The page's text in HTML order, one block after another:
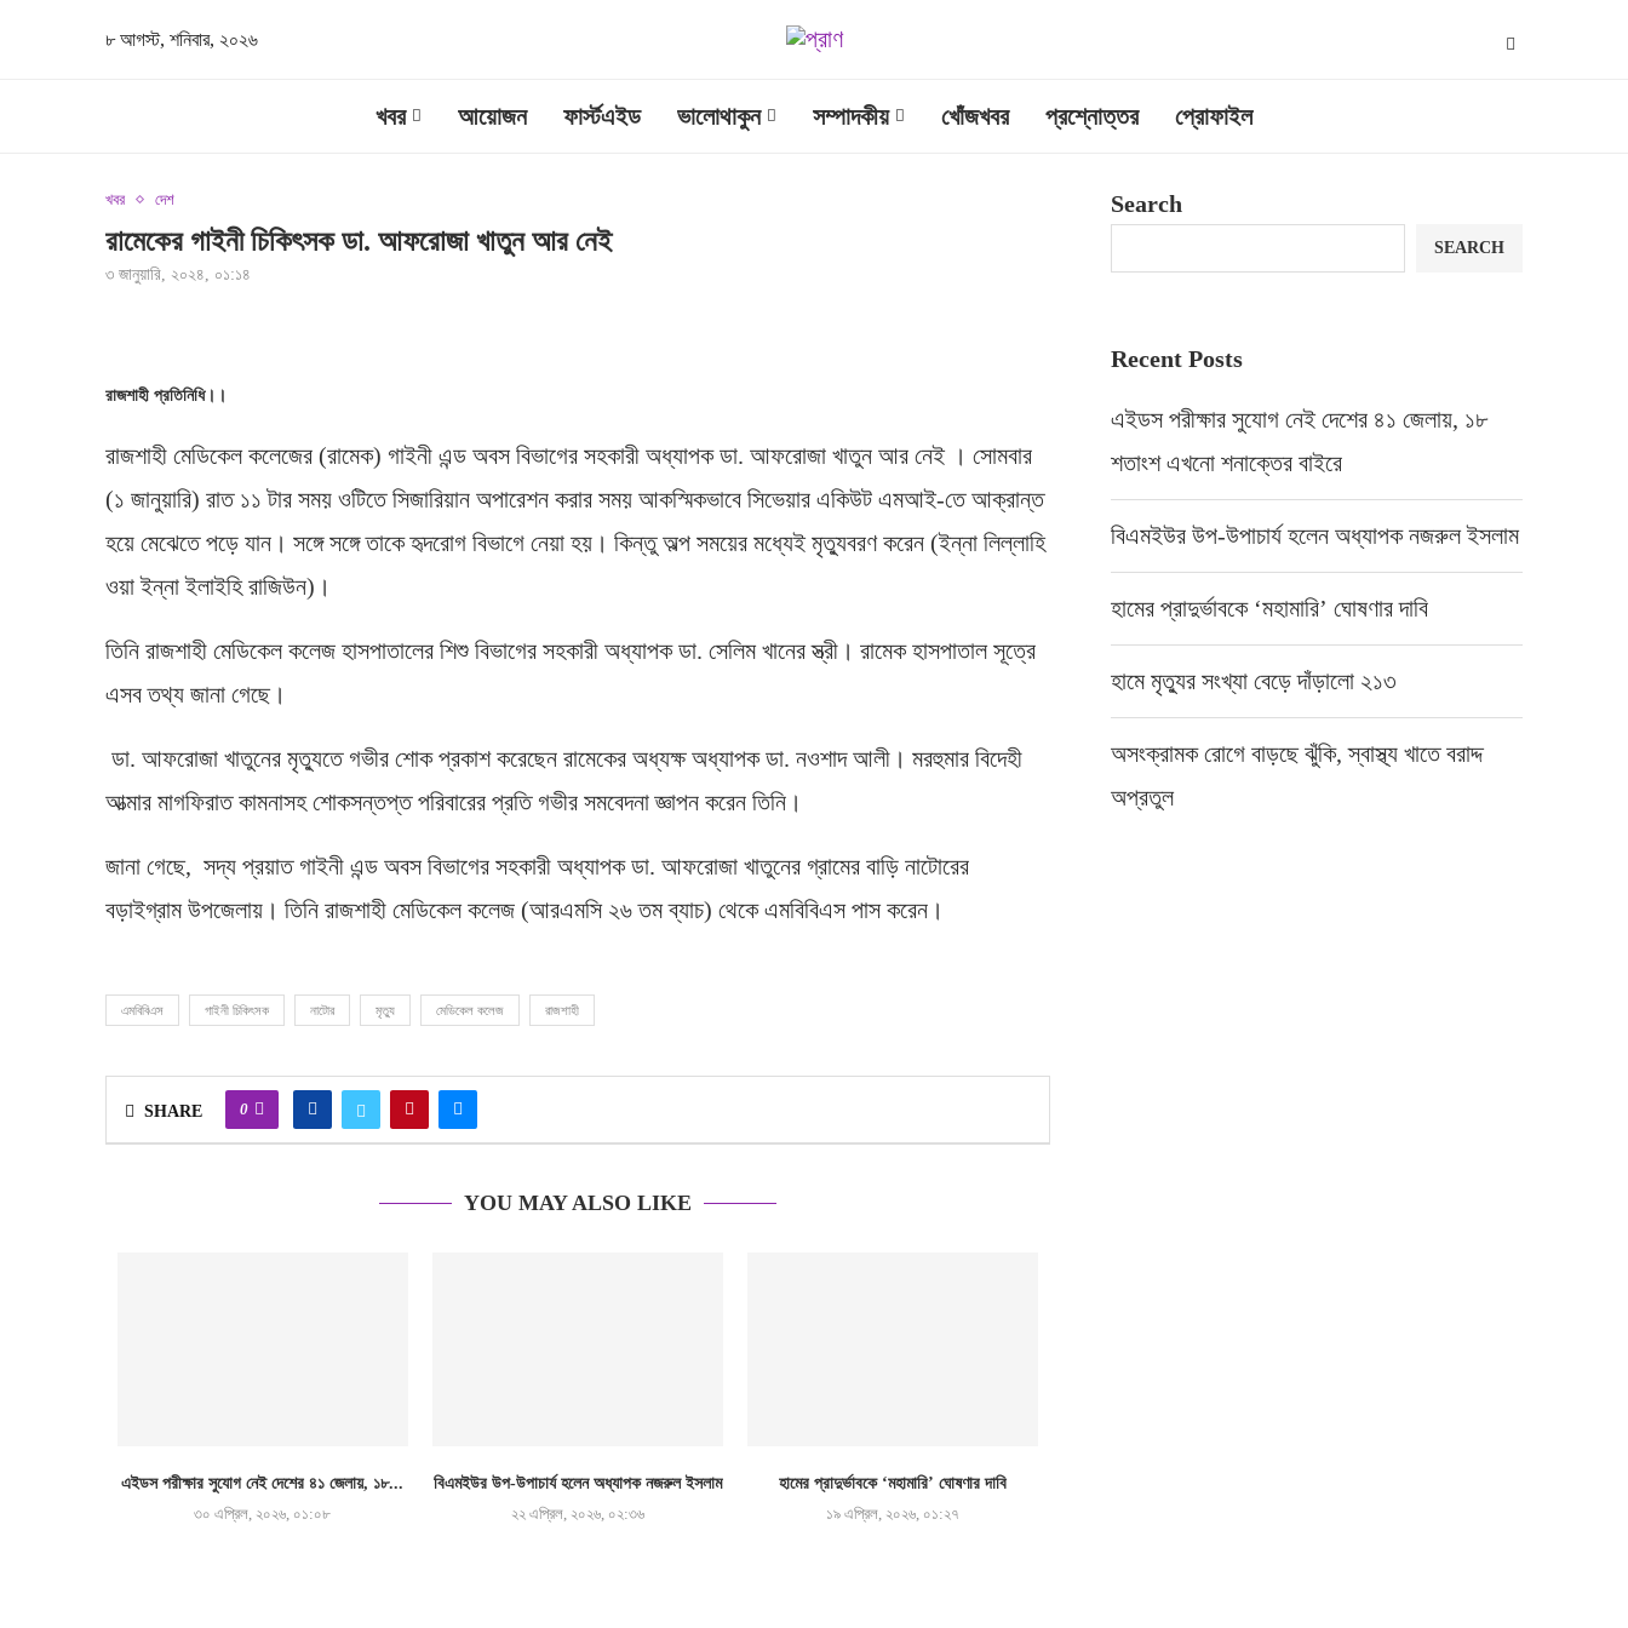
৮ আগস্ট, শনিবার, ২০২৬
খবর আয়োজন ফার্স্টএইড ভালোথাকুন সম্পাদকীয় খোঁজখবর প্রশ্নোত্তর প্রোফাইল
খবর দেশ
রামেকের গাইনী চিকিৎসক ডা. আফরোজা খাতুন আর নেই
৩ জানুয়ারি, ২০২৪, ০১:১৪
রাজশাহী প্রতিনিধি।।
রাজশাহী মেডিকেল কলেজের (রামেক) গাইনী এন্ড অবস বিভাগের সহকারী অধ্যাপক ডা. আফরোজা খাতুন আর নেই । সোমবার
(১ জানুয়ারি) রাত ১১ টার সময় ওটিতে সিজারিয়ান অপারেশন করার সময় আকস্মিকভাবে সিভেয়ার একিউট এমআই-তে আক্রান্ত
হয়ে মেঝেতে পড়ে যান। সঙ্গে সঙ্গে তাকে হৃদরোগ বিভাগে নেয়া হয়। কিন্তু অল্প সময়ের মধ্যেই মৃত্যুবরণ করেন (ইন্না লিল্লাহি
ওয়া ইন্না ইলাইহি রাজিউন)।
তিনি রাজশাহী মেডিকেল কলেজ হাসপাতালের শিশু বিভাগের সহকারী অধ্যাপক ডা. সেলিম খানের স্ত্রী। রামেক হাসপাতাল সূত্রে
এসব তথ্য জানা গেছে।
ডা. আফরোজা খাতুনের মৃত্যুতে গভীর শোক প্রকাশ করেছেন রামেকের অধ্যক্ষ অধ্যাপক ডা. নওশাদ আলী। মরহুমার বিদেহী
আত্মার মাগফিরাত কামনাসহ শোকসন্তপ্ত পরিবারের প্রতি গভীর সমবেদনা জ্ঞাপন করেন তিনি।
জানা গেছে, সদ্য প্রয়াত গাইনী এন্ড অবস বিভাগের সহকারী অধ্যাপক ডা. আফরোজা খাতুনের গ্রামের বাড়ি নাটোরের
বড়াইগ্রাম উপজেলায়। তিনি রাজশাহী মেডিকেল কলেজ (আরএমসি ২৬ তম ব্যাচ) থেকে এমবিবিএস পাস করেন।
এমবিবিএস গাইনী চিকিৎসক নাটোর মৃত্যু মেডিকেল কলেজ রাজশাহী
SHARE 0
YOU MAY ALSO LIKE
এইডস পরীক্ষার সুযোগ নেই দেশের ৪১ জেলায়, ১৮...
৩০ এপ্রিল, ২০২৬, ০১:০৮
বিএমইউর উপ-উপাচার্য হলেন অধ্যাপক নজরুল ইসলাম
২২ এপ্রিল, ২০২৬, ০২:৩৬
হামের প্রাদুর্ভাবকে ‘মহামারি’ ঘোষণার দাবি
১৯ এপ্রিল, ২০২৬, ০১:২৭
Search
SEARCH
Recent Posts
এইডস পরীক্ষার সুযোগ নেই দেশের ৪১ জেলায়, ১৮
শতাংশ এখনো শনাক্তের বাইরে
বিএমইউর উপ-উপাচার্য হলেন অধ্যাপক নজরুল ইসলাম
হামের প্রাদুর্ভাবকে ‘মহামারি’ ঘোষণার দাবি
হামে মৃত্যুর সংখ্যা বেড়ে দাঁড়ালো ২১৩
অসংক্রামক রোগে বাড়ছে ঝুঁকি, স্বাস্থ্য খাতে বরাদ্দ
অপ্রতুল